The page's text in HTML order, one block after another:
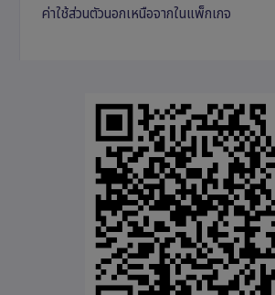
ค่าใช้ส่วนตัวนอกเหนือจากในแพ็กเกจ